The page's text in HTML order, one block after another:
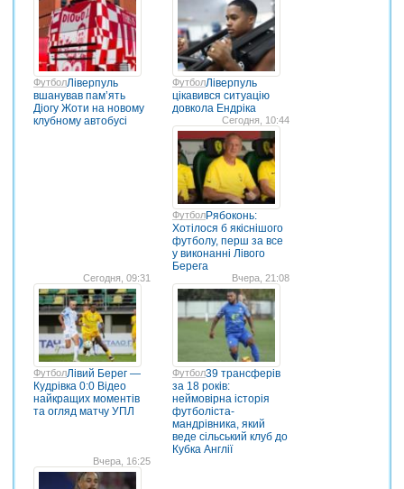
ФутболЛіверпуль
вшанував пам’ять
Діогу Жоти на новому
клубному автобусі
ФутболЛіверпуль
цікавився ситуацію
довкола Ендріка
Сегодня, 10:44
ФутболРябоконь:
Хотілося б якіснішого
футболу, перш за все
у виконанні Лівого
Берега
Сегодня, 09:31
ФутболЛівий Берег —
Кудрівка 0:0 Відео
найкращих моментів
та огляд матчу УПЛ
Вчера, 21:08
Футбол39 трансферів
за 18 років:
неймовірна історія
футболіста-
мандрівника, який
веде сільський клуб до
Кубка Англії
Вчера, 16:25